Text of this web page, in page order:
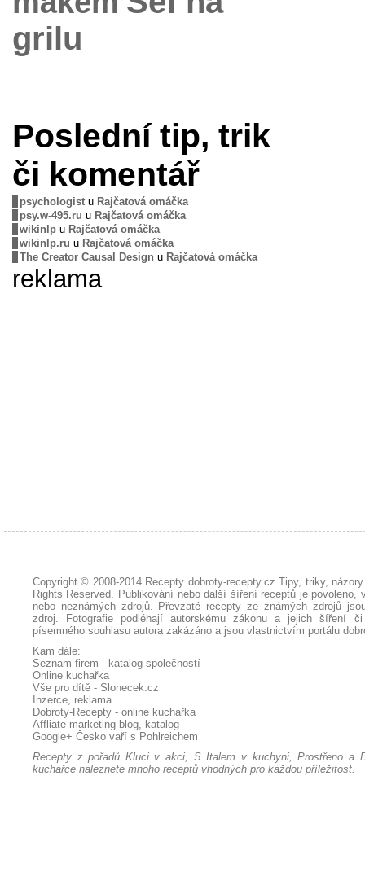
grilu
Poslední tip, trik
či komentář
psychologistu Rajčatová omáčka
psy.w-495.ru u Rajčatová omáčka
wikinlpu Rajčatová omáčka
wikinlp.ru u Rajčatová omáčka
The Creator Causal Design u Rajčatová omáčka
reklama
Copyright © 2008-2014 Recepty dobroty-recepty.cz Tipy, triky,
Rights Reserved. Publikování nebo další šíření receptů je povoleno,
nebo neznámých zdrojů. Převzaté recepty ze známých zdrojů
zdroj. Fotografie podléhají autorskému zákonu a jejich šíření
písemného souhlasu autora zakázáno a jsou vlastnictvím portálu
Kam dále:
Seznam firem - katalog společností
Online kuchařka
Vše pro dítě - Slonecek.cz
Inzerce, reklama
Dobroty-Recepty - online kuchařka
Affliate marketing blog, katalog
Google+ Česko vaří s Pohlreichem
Recepty z pořadů Kluci v akci, S Italem v kuchyni, Prostřeno a
kuchařce naleznete mnoho receptů vhodných pro každou příležitost.